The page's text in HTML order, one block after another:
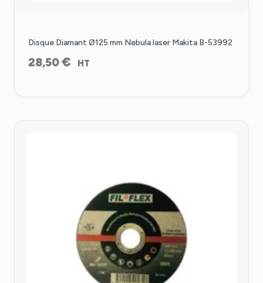
Disque Diamant Ø125 mm Nebula laser Makita B-53992
28,50€ HT